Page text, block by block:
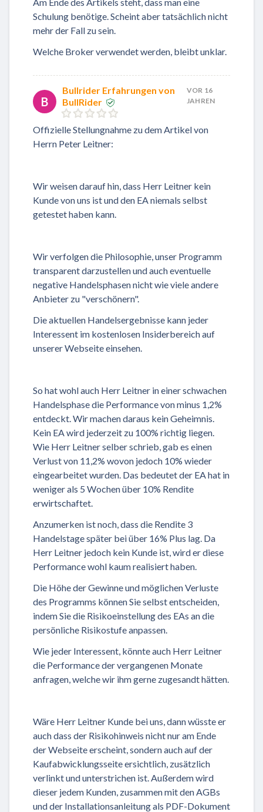
Schulung benötige. Scheint aber tatsächlich nicht
mehr der Fall zu sein.
Welche Broker verwendet werden, bleibt unklar.
B
Bullrider Erfahrungen von
BullRider
VOR 16
JAHREN
Offizielle Stellungnahme zu dem Artikel von
Herrn Peter Leitner:
Wir weisen darauf hin, dass Herr Leitner kein
Kunde von uns ist und den EA niemals selbst
getestet haben kann.
Wir verfolgen die Philosophie, unser Programm
transparent darzustellen und auch eventuelle
negative Handelsphasen nicht wie viele andere
Anbieter zu "verschönern".
Die aktuellen Handelsergebnisse kann jeder
Interessent im kostenlosen Insiderbereich auf
unserer Webseite einsehen.
So hat wohl auch Herr Leitner in einer schwachen
Handelsphase die Performance von minus 1,2%
entdeckt. Wir machen daraus kein Geheimnis.
Kein EA wird jederzeit zu 100% richtig liegen.
Wie Herr Leitner selber schrieb, gab es einen
Verlust von 11,2% wovon jedoch 10% wieder
eingearbeitet wurden. Das bedeutet der EA hat in
weniger als 5 Wochen über 10% Rendite
erwirtschaftet.
Anzumerken ist noch, dass die Rendite 3
Handelstage später bei über 16% Plus lag. Da
Herr Leitner jedoch kein Kunde ist, wird er diese
Performance wohl kaum realisiert haben.
Die Höhe der Gewinne und möglichen Verluste
des Programms können Sie selbst entscheiden,
indem Sie die Risikoeinstellung des EAs an die
persönliche Risikostufe anpassen.
Wie jeder Interessent, könnte auch Herr Leitner
die Performance der vergangenen Monate
anfragen, welche wir ihm gerne zugesandt hätten.
Wäre Herr Leitner Kunde bei uns, dann wüsste er
auch dass der Risikohinweis nicht nur am Ende
der Webseite erscheint, sondern auch auf der
Kaufabwicklungsseite ersichtlich, zusätzlich
verlinkt und unterstrichen ist. Außerdem wird
dieser jedem Kunden, zusammen mit den AGBs
und der Installationsanleitung als PDF-Dokument